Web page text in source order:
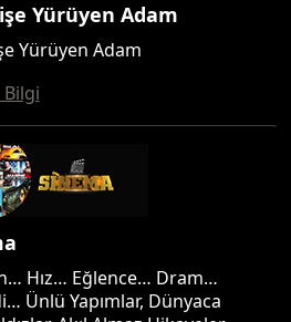
Yürüyen Adam
Yürüyen Adam
Bilgi
Hız… Eğlence… Dram…
Ünlü Yapımlar, Dünyaca